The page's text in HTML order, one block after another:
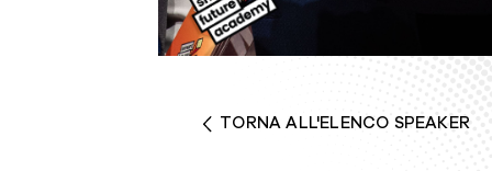
TORNA ALL'ELENCO SPEAKER